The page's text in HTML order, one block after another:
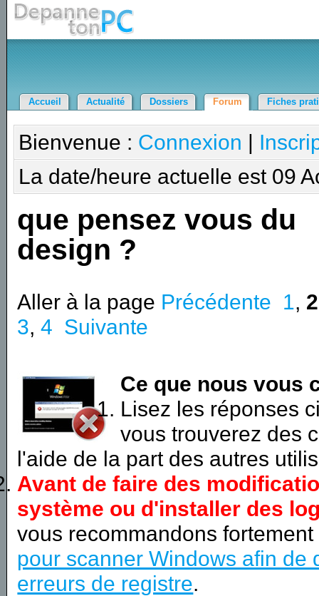
Accueil Actualité Dossiers Forum Fiches
Bienvenue : Connexion |
La date/heure actuelle est 09
que pensez vous du
design ?
Aller à la page Précédente 1, 2
3,4 Suivante
Ce que nous vous
Lisez les réponses
vous trouverez des
l'aide de la part des autres
Avant de faire des
système ou d'installer des
vous recommandons
pour scanner Windows afin de
erreurs de registre.